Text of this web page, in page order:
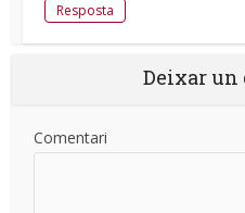
Resposta
Deixar un
Comentari